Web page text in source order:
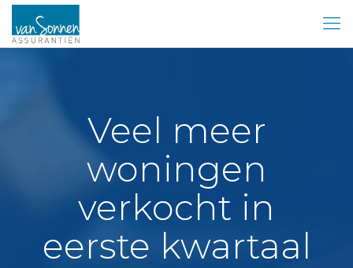
Veel meer
woningen
verkocht in
eerste kwartaal